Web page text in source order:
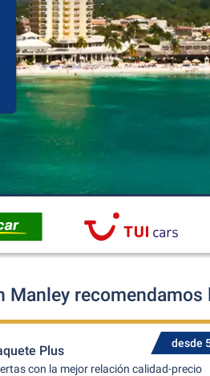
Recogida
Manley
desde
Plus
con la mejor relación calidad-precio